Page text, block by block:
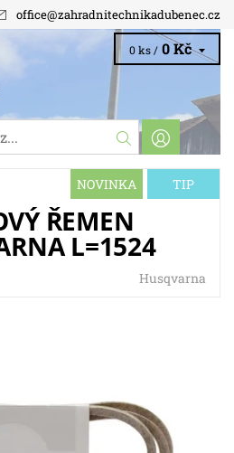
office@zahradnitechnikadubenec.cz
0 ks / 0 Kč
NOVINKA TIP
ŘEMEN
L=1524
Husqvarna